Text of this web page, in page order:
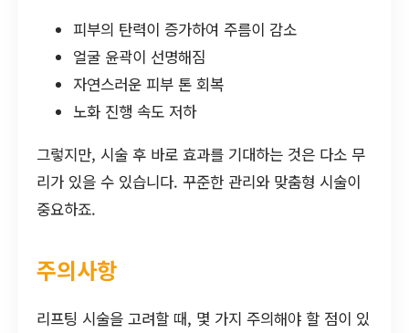
피부의 탄력이 증가하여 주름이 감소
얼굴 윤곽이 선명해짐
자연스러운 피부 톤 회복
노화 진행 속도 저하
그렇지만, 시술 후 바로 효과를 기대하는 것은 다소 무
리가 있을 수 있습니다. 꾸준한 관리와 맞춤형 시술이
중요하죠.
주의사항
리프팅 시술을 고려할 때, 몇 가지 주의해야 할 점이 있